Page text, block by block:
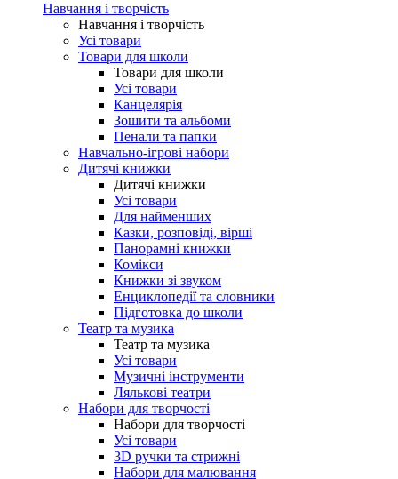
Навчання і творчість
Навчання і творчість
Усі товари
Товари для школи
Товари для школи
Усі товари
Канцелярія
Зошити та альбоми
Пенали та папки
Навчально-ігрові набори
Дитячі книжки
Дитячі книжки
Усі товари
Для найменших
Казки, розповіді, вірші
Панорамні книжки
Комікси
Книжки зі звуком
Енциклопедії та словники
Підготовка до школи
Театр та музика
Театр та музика
Усі товари
Музичні інструменти
Лялькові театри
Набори для творчості
Набори для творчості
Усі товари
3D ручки та стрижні
Набори для малювання